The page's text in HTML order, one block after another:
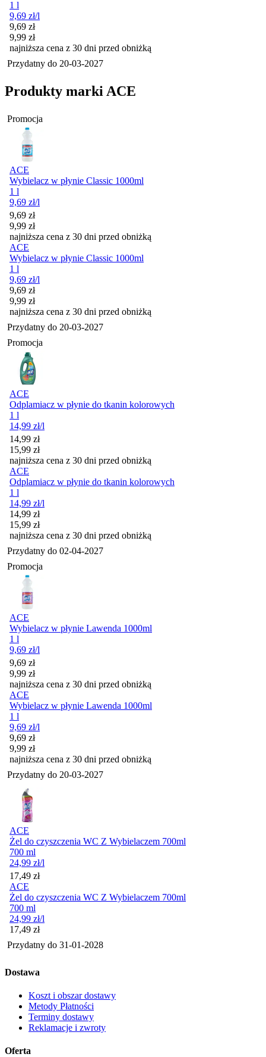
1 l
9,69 zł/l
Cena promocyjna
9,69 zł
9,99 zł
najniższa cena z 30 dni przed obniżką
Przydatny do 20-03-2027
Produkty marki ACE
Promocja
ACE
Wybielacz w płynie Classic 1000ml
1 l
9,69 zł/l
Cena promocyjna
9,69 zł
9,99 zł
najniższa cena z 30 dni przed obniżką
ACE
Wybielacz w płynie Classic 1000ml
1 l
9,69 zł/l
Cena promocyjna
9,69 zł
9,99 zł
najniższa cena z 30 dni przed obniżką
Przydatny do 20-03-2027
Promocja
ACE
Odplamiacz w płynie do tkanin kolorowych
1 l
14,99 zł/l
Cena promocyjna
14,99 zł
15,99 zł
najniższa cena z 30 dni przed obniżką
ACE
Odplamiacz w płynie do tkanin kolorowych
1 l
14,99 zł/l
Cena promocyjna
14,99 zł
15,99 zł
najniższa cena z 30 dni przed obniżką
Przydatny do 02-04-2027
Promocja
ACE
Wybielacz w płynie Lawenda 1000ml
1 l
9,69 zł/l
Cena promocyjna
9,69 zł
9,99 zł
najniższa cena z 30 dni przed obniżką
ACE
Wybielacz w płynie Lawenda 1000ml
1 l
9,69 zł/l
Cena promocyjna
9,69 zł
9,99 zł
najniższa cena z 30 dni przed obniżką
Przydatny do 20-03-2027
ACE
Żel do czyszczenia WC Z Wybielaczem 700ml
700 ml
24,99 zł/l
Cena
17,49 zł
ACE
Żel do czyszczenia WC Z Wybielaczem 700ml
700 ml
24,99 zł/l
Cena
17,49 zł
Przydatny do 31-01-2028
Dostawa
Koszt i obszar dostawy
Metody Płatności
Terminy dostawy
Reklamacje i zwroty
Oferta